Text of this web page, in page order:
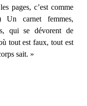
pages, c’est comme
carnet femmes,
qui se dévorent de
tout est faux, tout est
sait. »